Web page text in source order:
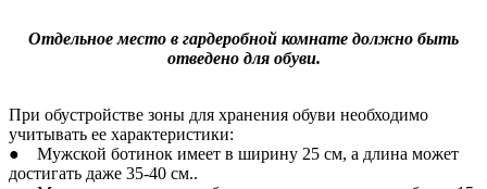
Отдельное место в гардеробной комнате должно быть
отведено для обуви.
При обустройстве зоны для хранения обуви необходимо
учитывать ее характеристики:
● Мужской ботинок имеет в ширину 25 см, а длина может
достигать даже 35-40 см..